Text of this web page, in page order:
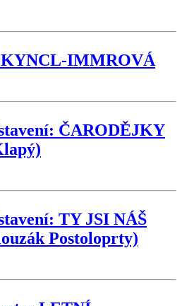
IMMROVÁ
ČARODĚJKY
TY JSI NÁŠ
Postoloprty)